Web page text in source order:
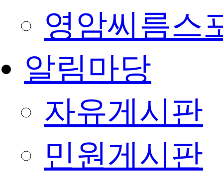
영암씨름스
알림마당
자유게시판
민원게시판